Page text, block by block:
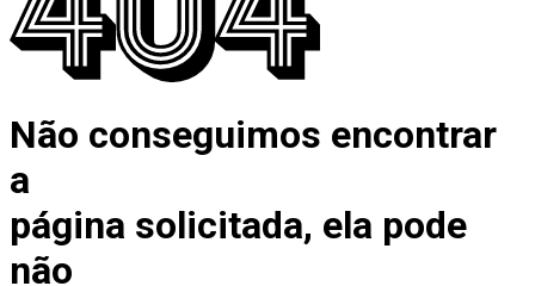
Não conseguimos encontrar
a
página solicitada, ela pode
não